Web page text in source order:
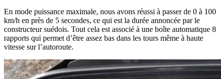
En mode puissance maximale, nous avons réussi à passer de 0 à 100
km/h en près de 5 secondes, ce qui est la durée annoncée par le
constructeur suédois. Tout cela est associé à une boîte automatique 8
rapports qui permet d’être assez bas dans les tours même à haute
vitesse sur l’autoroute.